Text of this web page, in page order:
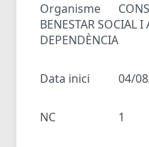
Organisme
BENESTAR SOCIAL I
DEPENDÈNCIA
Data inici 04/
NC 1